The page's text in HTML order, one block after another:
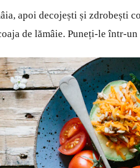
apoi decojești și zdrobești
de lămâie. Puneți-le într-